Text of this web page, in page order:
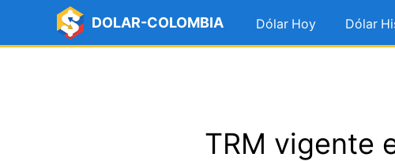
DOLAR-COLOMBIA Dólar Hoy Dólar
TRM vigente